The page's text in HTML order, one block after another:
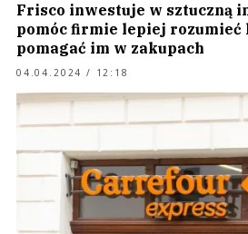
Frisco inwestuje w sztuczną
pomóc firmie lepiej
pomagać im w zakupach
04.04.2024 / 12:18